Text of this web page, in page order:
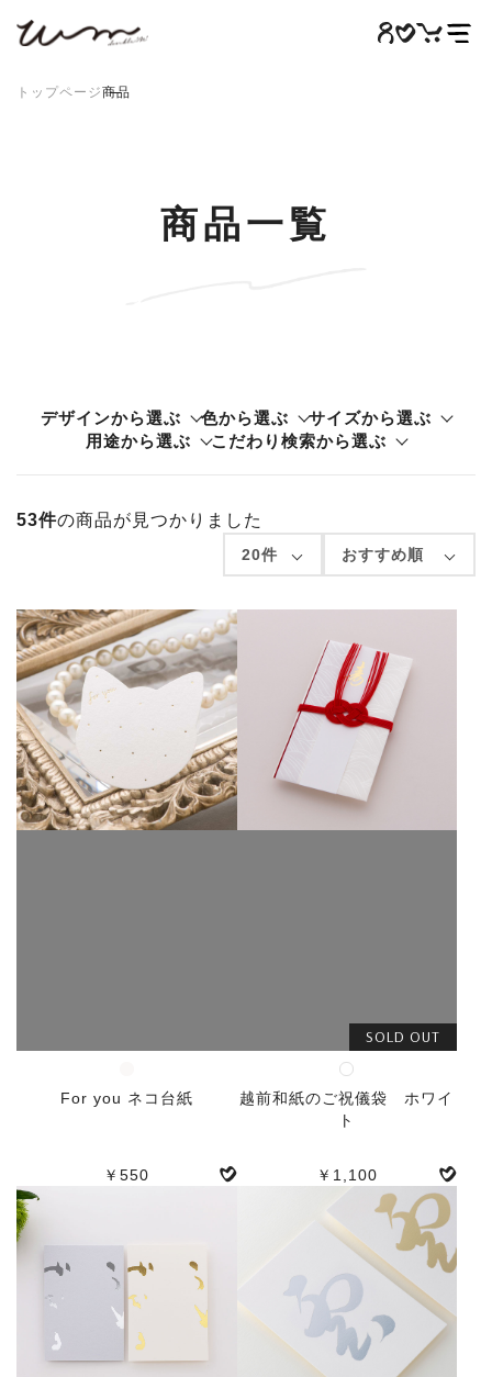
よくある質問
ご利用規約
トップページ商品
商品一覧
デザインから選ぶ 色から選ぶ
サイズから選ぶ
用途から選ぶ
こだわり検索から選ぶ
53件の商品が見つかりました
For you ネコ台紙
￥550
SOLD OUT
越前和紙のご祝儀袋 ホワイ
ト
￥1,100